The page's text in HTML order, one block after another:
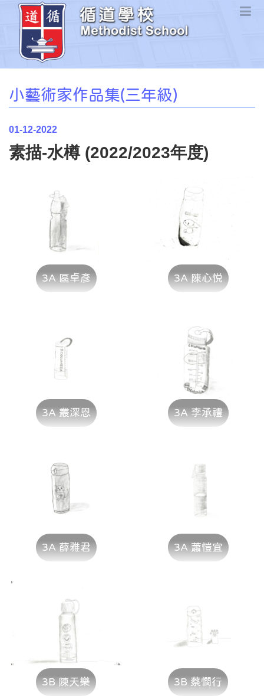
小藝術家作品集(三年級)
01-12-2022
素描-水樽 (2022/2023年度)
3A 區卓彥 3A 陳心悦
3A 叢深恩 3A 李承禮
3A 薛雅君 3A 蕭愷宜
3B 陳天樂 3B 蔡憫行